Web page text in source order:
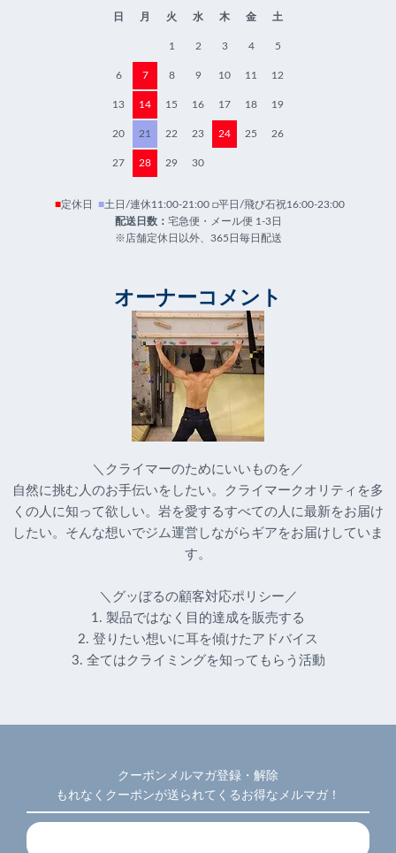
日 月 火 水 木 金 土
1 2 3 4 5
6 7 8 9 10 11 12
13 14 15 16 17 18 19
20 21 22 23 24 25 26
27 28 29 30
■定休日 ■土日/連休11:00-21:00 □平日/飛び石祝16:00-23:00
配送日数： 宅急便・メール便 1-3日
※店舗定休日以外、365日毎日配送
オーナーコメント
＼クライマーのためにいいものを／
自然に挑む人のお手伝いをしたい。クライマークオリティを多
くの人に知って欲しい。岩を愛するすべての人に最新をお届け
したい。そんな想いでジム運営しながらギアをお届けしていま
す。
＼グッぼるの顧客対応ポリシー／
1. 製品ではなく目的達成を販売する
2. 登りたい想いに耳を傾けたアドバイス
3. 全てはクライミングを知ってもらう活動
クーポンメルマガ登録・解除
もれなくクーポンが送られてくるお得なメルマガ！